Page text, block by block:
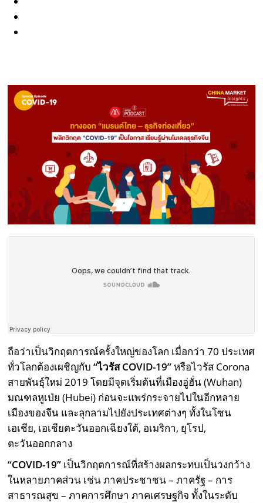
ถือว่าเป็นวิกฤตการณ์ครั้งใหญ่ของโลก เมื่อกว่า 70 ประเทศ
ทั่วโลกต้องเผชิญกับ“ไวรัสCOVID-19” หรือไวรัส Corona
สายพันธุ์ใหม่ 2019 โดยมีจุดเริ่มต้นที่เมืองอู่ฮั่น (Wuhan)
มณฑลหูเป่ย (Hubei) ก่อนจะแพร่กระจายไปในอีกหลาย
เมืองของจีน และลุกลามไปยังประเทศต่างๆ ทั้งในโซน
เอเชีย, เอเชียตะวันออกเฉียงใต้, อเมริกา, ยุโรป,
ตะวันออกกลาง
“COVID-19” เป็นวิกฤตการณ์ที่สร้างผลกระทบเป็นวงกว้าง
ในหลายภาคส่วน เช่น ภาคประชาชน – ภาครัฐ – การ
สาธารณสุข – ภาคการศึกษา ภาคเศรษฐกิจ ทั้งในระดับ